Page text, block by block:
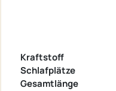
Kraftstoff
Schlafplätze
Gesamtlänge